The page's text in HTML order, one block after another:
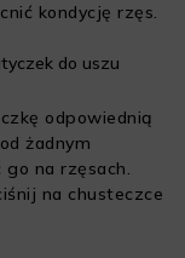
kondycję rzęs.
do uszu
odpowiednią
żadnym
na rzęsach.
na chusteczce